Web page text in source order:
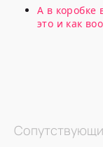
А в коробке
это и как